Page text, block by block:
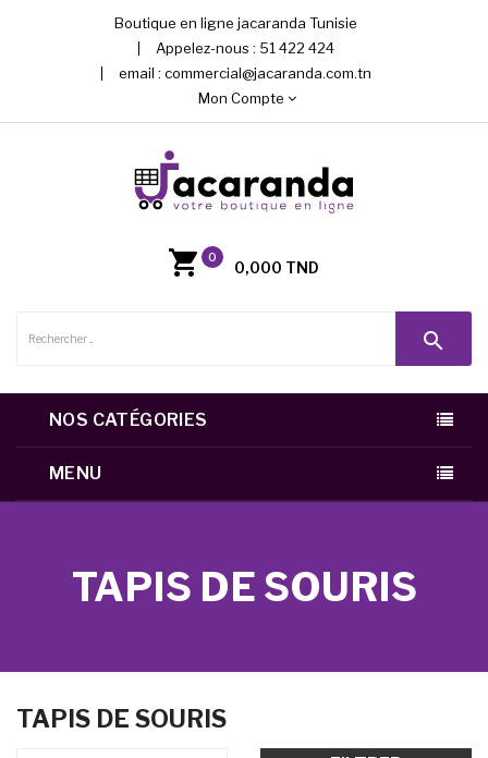
Boutique en ligne jacaranda Tunisie
Appelez-nous : 51 422 424
email : commercial@jacaranda.com.tn
Mon Compte
0
0,000 TND
search
NOS CATÉGORIES
MENU
TAPIS DE SOURIS
TAPIS DE SOURIS